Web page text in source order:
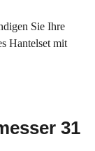
Sie Ihre
Hantelset mit
31